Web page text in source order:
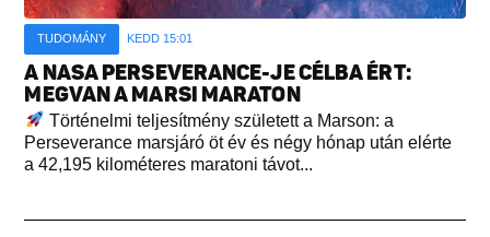
TUDOMÁNY KEDD 15:01
A NASA PERSEVERANCE-JE CÉLBA ÉRT:
MEGVAN A MARSI MARATON
Történelmi teljesítmény született a Marson: a
Perseverance marsjáró öt év és négy hónap után elérte
a 42,195 kilométeres maratoni távot...